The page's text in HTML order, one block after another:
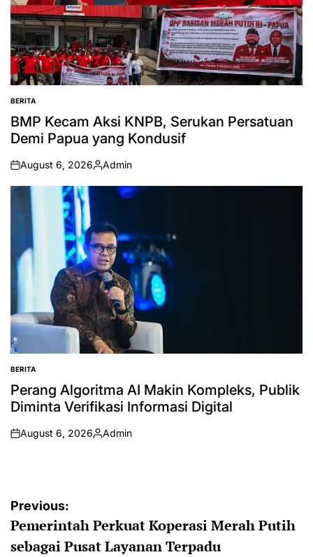
POSTED
IN
BERITA
BMP Kecam Aksi KNPB, Serukan Persatuan
Demi Papua yang Kondusif
on
August 6, 2026
Posted
by
Admin
POSTED
IN
BERITA
Perang Algoritma AI Makin Kompleks, Publik
Diminta Verifikasi Informasi Digital
on
August 6, 2026
Posted
Admin
Post
navigation
Previous:
Pemerintah Perkuat Koperasi Merah Putih
sebagai Pusat Layanan Terpadu